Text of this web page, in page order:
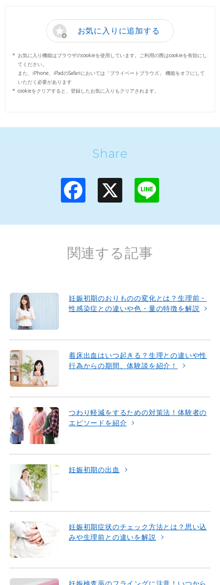
お気に入りに追加する
お気に入り機能はブラウザのcookieを使用しています。ご利用の際はcookieを有効にし
てください。
また、iPhone、iPadのSafariにおいては「プライベートブラウズ」 機能をオフにして
いただく必要があります
cookieをクリアすると、登録したお気に入りもクリアされます。
Share
L
e
関連する記事
妊娠初期のおりものの変化とは？生理前・
性感染症との違いや色・量の特徴を解説
着床出血はいつ起きる？生理との違いや性
行為からの期間、体験談を紹介！
つわり軽減をするための対策法！体験者の
エピソードを紹介
妊娠初期の出血
妊娠初期症状のチェック方法とは？思い込
みや生理前との違いを解説